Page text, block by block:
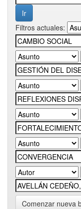
Filtros actuales:
Comenzar nueva